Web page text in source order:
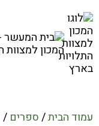
עמוד הבית/ספרים /